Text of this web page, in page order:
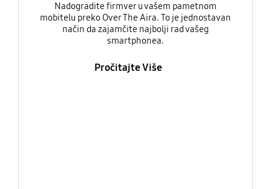
Nadogradite firmver u vašem pametnom
mobitelu preko Over The Aira. To je jednostavan
način da zajamčite najbolji rad vašeg
smartphonea.
Pročitajte Više